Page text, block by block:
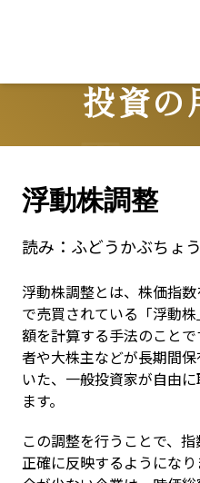
投資の
浮動株調整
読み： ふどうかぶちょ
浮動株調整とは、株価指
で売買されている「浮動
額を計算する手法のこと
者や大株主などが長期間
いた、一般投資家が自由
ます。
この調整を行うことで、
正確に反映するようにな